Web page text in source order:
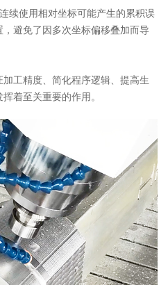
使用相对坐标可能产生的累积误
避免了因多次坐标偏移叠加而导
工精度、简化程序逻辑、提高生
着至关重要的作用。